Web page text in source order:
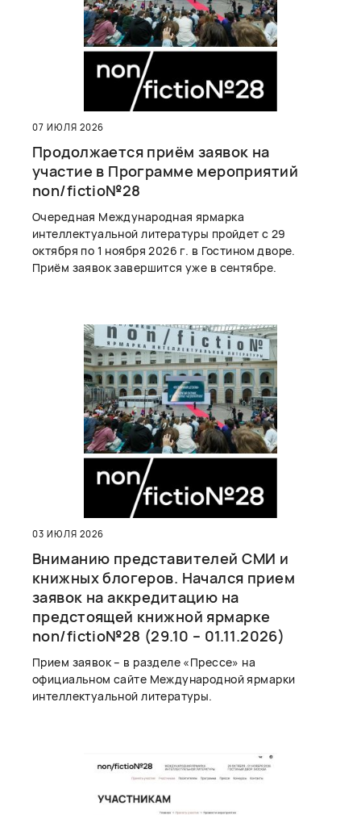
07 ИЮЛЯ 2026
Продолжается приём заявок на
участие в Программе мероприятий
non/fictio№28
Очередная Международная ярмарка
интеллектуальной литературы пройдет с 29
октября по 1 ноября 2026 г. в Гостином дворе.
Приём заявок завершится уже в сентябре.
03 ИЮЛЯ 2026
Вниманию представителей СМИ и
книжных блогеров. Начался прием
заявок на аккредитацию на
предстоящей книжной ярмарке
non/fictio№28 (29.10 – 01.11.2026)
Прием заявок – в разделе «Прессе» на
официальном сайте Международной ярмарки
интеллектуальной литературы.